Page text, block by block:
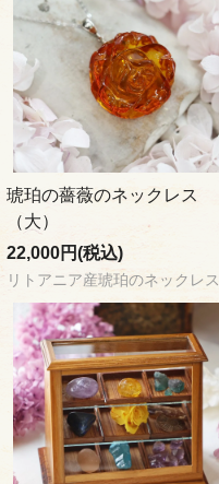
琥珀の薔薇のネックレス
（大）
22,000円(税込)
リトアニア産琥珀のネックレス